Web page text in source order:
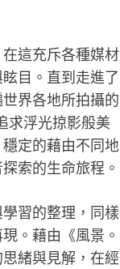
這充斥各種媒材
目。直到走進了
界各地所拍攝的
求浮光掠影般美
定的藉由不同地
索的生命旅程。
習的整理，同樣
。藉由《風景。
緒與見解，在經